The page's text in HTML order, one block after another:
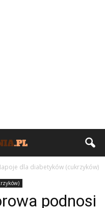
dla diabetyków (cukrzyków)
podnosi